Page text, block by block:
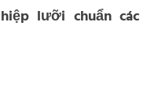
lưỡi chuẩn các